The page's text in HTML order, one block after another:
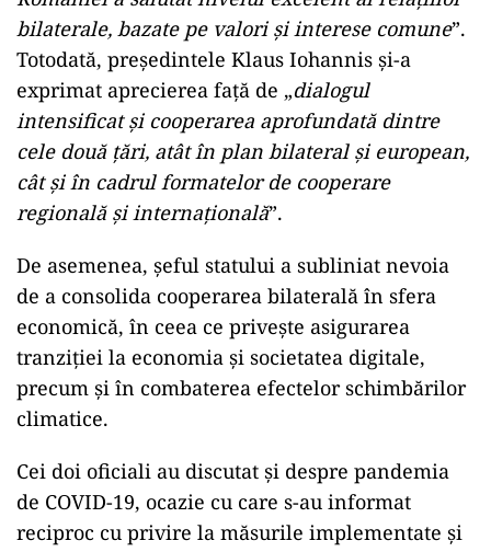
bilaterale, bazate pe valori și interese comune”.
Totodată, președintele Klaus Iohannis și-a
exprimat aprecierea față de „dialogul
intensificat și cooperarea aprofundată dintre
cele două țări, atât în plan bilateral și european,
cât și în cadrul formatelor de cooperare
regională și internațională”.
De asemenea, șeful statului a subliniat nevoia
de a consolida cooperarea bilaterală în sfera
economică, în ceea ce privește asigurarea
tranziției la economia și societatea digitale,
precum și în combaterea efectelor schimbărilor
climatice.
Cei doi oficiali au discutat și despre pandemia
de COVID-19, ocazie cu care s-au informat
reciproc cu privire la măsurile implementate și